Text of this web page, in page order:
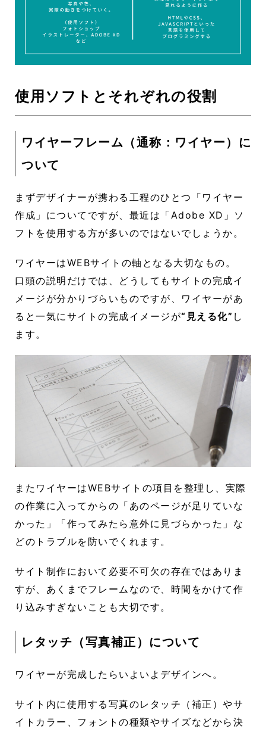
使用ソフトとそれぞれの役割
ワイヤーフレーム（通称：ワイヤー）に
ついて
まずデザイナーが携わる工程のひとつ「ワイヤー
作成」についてですが、最近は「Adobe XD」ソ
フトを使用する方が多いのではないでしょうか。
ワイヤーはWEBサイトの軸となる大切なもの。
口頭の説明だけでは、どうしてもサイトの完成イ
メージが分かりづらいものですが、ワイヤーがあ
ると一気にサイトの完成イメージが“見える化” し
ます。
またワイヤーはWEBサイトの項目を整理し、実際
の作業に入ってからの「あのページが足りていな
かった」「作ってみたら意外に見づらかった」な
どのトラブルを防いでくれます。
サイト制作において必要不可欠の存在ではありま
すが、あくまでフレームなので、時間をかけて作
り込みすぎないことも大切です。
レタッチ（写真補正）について
ワイヤーが完成したらいよいよデザインへ。
サイト内に使用する写真のレタッチ（補正）やサ
イトカラー、フォントの種類やサイズなどから決